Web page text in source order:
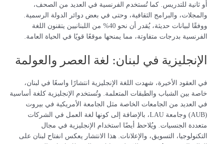
أو ثانية للتدريس. كما تُستخدم الفرنسية في العديد من الصحف،
والمجلات، والبرامج الثقافية، وحتى في بعض دوائر الدولة الرسمية.
ووفقًا لبيانات حديثة، يُقدر أن نحو 40% من اللبنانيين يتقنون اللغة
الفرنسية بدرجات متفاوتة، مما يمنحها موقعًا قويًا في الحياة العامة.
الإنجليزية في لبنان: لغة العصر والعولمة
في العقود الأخيرة، شهدت اللغة الإنجليزية انتشارًا واسعًا في لبنان،
خاصة بين الشباب والطبقات المتعلمة. وتُستخدم الإنجليزية كلغة أساسية
في العديد من الجامعات الخاصة مثل الجامعة الأمريكية في بيروت
(AUB) وجامعة LAU، بالإضافة إلى كونها لغة العمل في الشركات
متعددة الجنسيات. ويُلاحظ أيضًا استخدام الإنجليزية في مجال
التكنولوجيا، التسويق، والإعلانات. هذا الانتشار يعكس انفتاح لبنان على